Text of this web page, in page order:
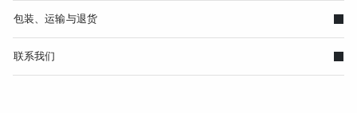
包装、运输与退货
联系我们